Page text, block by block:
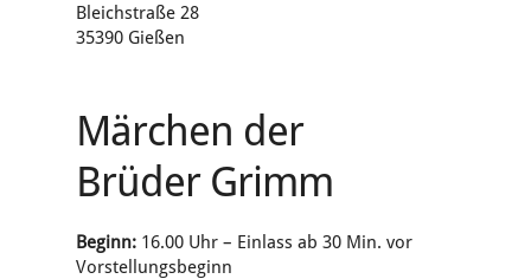
Bleichstraße 28
35390 Gießen
Märchen der
Brüder Grimm
Beginn: 16.00 Uhr – Einlass ab 30 Min. vor
Vorstellungsbeginn